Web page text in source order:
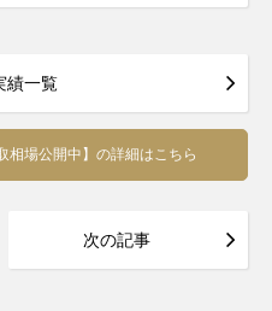
績一覧
相場公開中】の詳細はこちら
次の記事